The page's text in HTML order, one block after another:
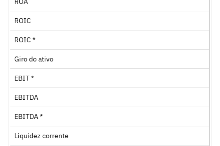
ROIC
ROIC *
Giro do ativo
EBIT *
EBITDA
EBITDA *
Liquidez corrente